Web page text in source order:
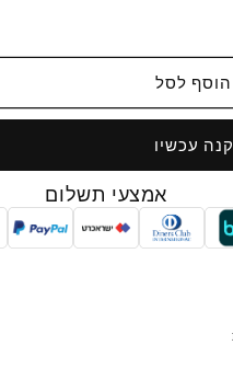
הוסף לסל
קנה עכשיו
אמצעי תשלום